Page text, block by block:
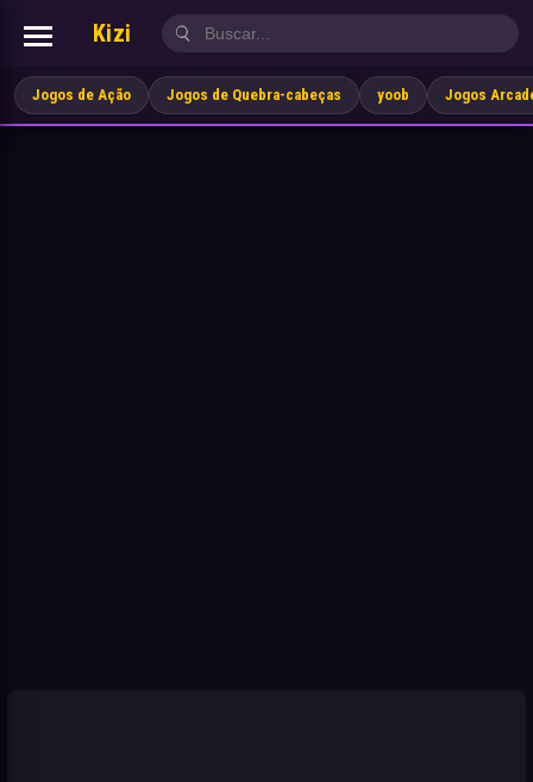
Kizi
Jogos de Ação Jogos de Quebra-cabeças yoob Jogos